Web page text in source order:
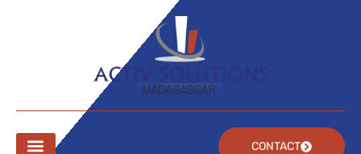
CONTACT